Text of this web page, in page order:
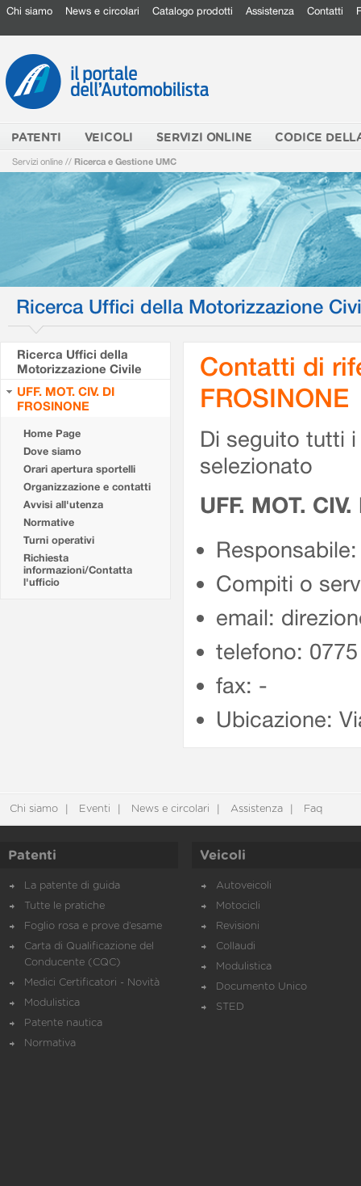
Chi siamo News e circolari Catalogo prodotti Assistenza Contatti
PATENTI VEICOLI SERVIZI ONLINE CODICE
Servizi online // Ricerca e Gestione UMC
Ricerca Uffici della Motorizzazione
Ricerca Uffici della
Motorizzazione Civile
UFF. MOT. CIV. DI
FROSINONE
Home Page
Dove siamo
Orari apertura sportelli
Organizzazione e contatti
Avvisi all'utenza
Normative
Turni operativi
Richiesta
informazioni/Contatta
l'ufficio
Contatti di
FROSINONE
Di seguito tutti
selezionato
UFF. MOT.
Compiti o
email:
telefono:
fax: -
Ubicazione:
Chi siamo Eventi News e circolari Assistenza Faq
Patenti
La patente di guida
Tutte le pratiche
Foglio rosa e prove d’esame
Carta di Qualificazione del
Conducente (CQC)
Medici Certificatori - Novità
Modulistica
Patente nautica
Normativa
Veicoli
Autoveicoli
Motocicli
Revisioni
Collaudi
Modulistica
Documento Unico
STED